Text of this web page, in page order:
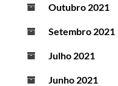
Outubro 2021
Setembro 2021
Julho 2021
Junho 2021